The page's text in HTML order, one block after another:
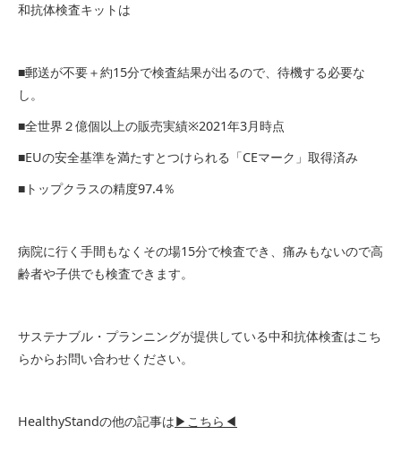
和抗体検査キットは
■郵送が不要＋約15分で検査結果が出るので、待機する必要な
し。
■全世界２億個以上の販売実績※2021年3月時点
■EUの安全基準を満たすとつけられる「CEマーク」取得済み
■トップクラスの精度97.4％
病院に行く手間もなくその場15分で検査でき、痛みもないので高
齢者や子供でも検査できます。
サステナブル・プランニングが提供している中和抗体検査はこち
らからお問い合わせください。
HealthyStandの他の記事は▶こちら◀